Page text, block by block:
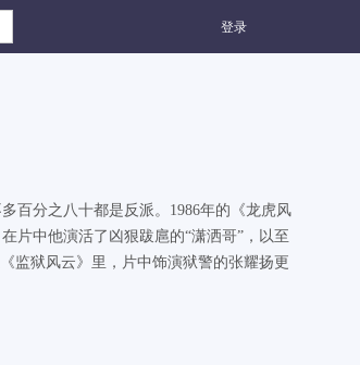
登录
百分之八十都是反派。1986年的《龙虎风
片中他演活了凶狠跋扈的“潇洒哥”，以至
监狱风云》里，片中饰演狱警的张耀扬更